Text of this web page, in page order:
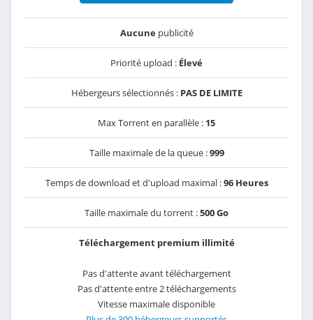
Aucunepublicité
Priorité upload : Élevé
Hébergeurs sélectionnés : PAS DE LIMITE
Max Torrent en parallèle : 15
Taille maximale de la queue :999
Temps de download et d'upload maximal :96 Heures
Taille maximale du torrent :500 Go
Téléchargement premium illimité
Pas d'attente avant téléchargement
Pas d'attente entre 2 téléchargements
Vitesse maximale disponible